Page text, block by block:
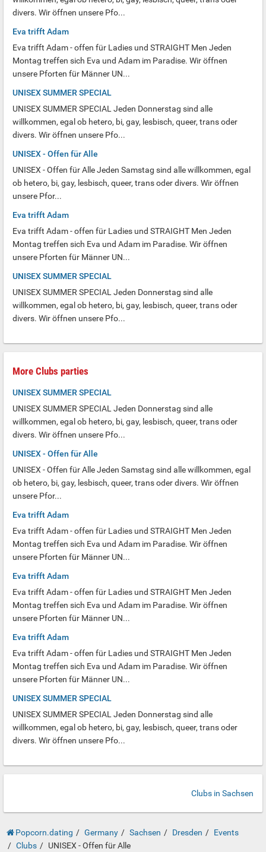
divers. Wir öffnen unsere Pfo...
Eva trifft Adam
Eva trifft Adam - offen für Ladies und STRAIGHT Men Jeden
Montag treffen sich Eva und Adam im Paradise. Wir öffnen
unsere Pforten für Männer UN...
UNISEX SUMMER SPECIAL
UNISEX SUMMER SPECIAL Jeden Donnerstag sind alle
willkommen, egal ob hetero, bi, gay, lesbisch, queer, trans oder
divers. Wir öffnen unsere Pfo...
UNISEX - Offen für Alle
UNISEX - Offen für Alle Jeden Samstag sind alle willkommen, egal
ob hetero, bi, gay, lesbisch, queer, trans oder divers. Wir öffnen
unsere Pfor...
Eva trifft Adam
Eva trifft Adam - offen für Ladies und STRAIGHT Men Jeden
Montag treffen sich Eva und Adam im Paradise. Wir öffnen
unsere Pforten für Männer UN...
UNISEX SUMMER SPECIAL
UNISEX SUMMER SPECIAL Jeden Donnerstag sind alle
willkommen, egal ob hetero, bi, gay, lesbisch, queer, trans oder
divers. Wir öffnen unsere Pfo...
More Clubs parties
UNISEX SUMMER SPECIAL
UNISEX SUMMER SPECIAL Jeden Donnerstag sind alle
willkommen, egal ob hetero, bi, gay, lesbisch, queer, trans oder
divers. Wir öffnen unsere Pfo...
UNISEX - Offen für Alle
UNISEX - Offen für Alle Jeden Samstag sind alle willkommen, egal
ob hetero, bi, gay, lesbisch, queer, trans oder divers. Wir öffnen
unsere Pfor...
Eva trifft Adam
Eva trifft Adam - offen für Ladies und STRAIGHT Men Jeden
Montag treffen sich Eva und Adam im Paradise. Wir öffnen
unsere Pforten für Männer UN...
Eva trifft Adam
Eva trifft Adam - offen für Ladies und STRAIGHT Men Jeden
Montag treffen sich Eva und Adam im Paradise. Wir öffnen
unsere Pforten für Männer UN...
Eva trifft Adam
Eva trifft Adam - offen für Ladies und STRAIGHT Men Jeden
Montag treffen sich Eva und Adam im Paradise. Wir öffnen
unsere Pforten für Männer UN...
UNISEX SUMMER SPECIAL
UNISEX SUMMER SPECIAL Jeden Donnerstag sind alle
willkommen, egal ob hetero, bi, gay, lesbisch, queer, trans oder
divers. Wir öffnen unsere Pfo...
Clubs in Sachsen
Popcorn.dating Germany Sachsen Dresden
Events
Clubs
UNISEX - Offen für Alle